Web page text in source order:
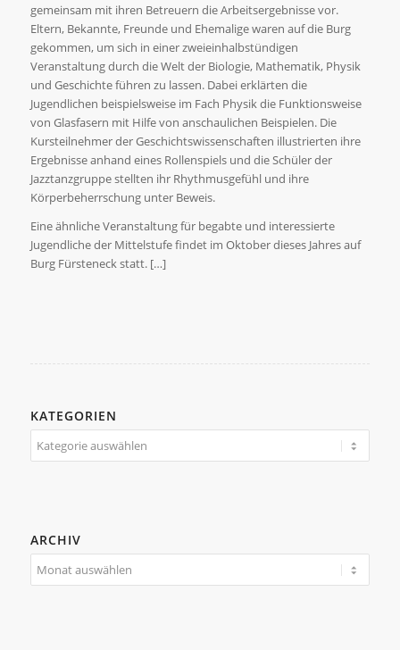
gemeinsam mit ihren Betreuern die Arbeitsergebnisse vor.
Eltern, Bekannte, Freunde und Ehemalige waren auf die Burg
gekommen, um sich in einer zweieinhalbstündigen
Veranstaltung durch die Welt der Biologie, Mathematik, Physik
und Geschichte führen zu lassen. Dabei erklärten die
Jugendlichen beispielsweise im Fach Physik die Funktionsweise
von Glasfasern mit Hilfe von anschaulichen Beispielen. Die
Kursteilnehmer der Geschichtswissenschaften illustrierten ihre
Ergebnisse anhand eines Rollenspiels und die Schüler der
Jazztanzgruppe stellten ihr Rhythmusgefühl und ihre
Körperbeherrschung unter Beweis.
Eine ähnliche Veranstaltung für begabte und interessierte
Jugendliche der Mittelstufe findet im Oktober dieses Jahres auf
Burg Fürsteneck statt. […]
KATEGORIEN
Kategorien
ARCHIV